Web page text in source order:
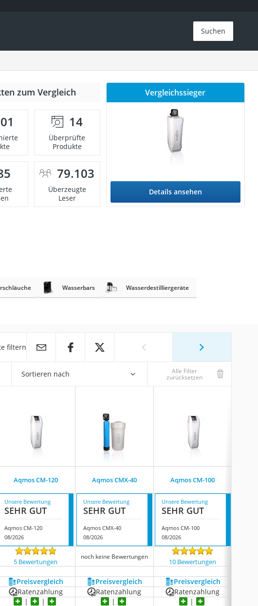
Suchen
zum Vergleich
14
Überprüfte
Produkte
79.103
Überzeugte
Leser
Vergleichssieger
Details ansehen
Wasserbars Wasserdestilliergeräte
filtern
Sortieren nach Alle Filter
zurücksetzen
Aqmos CM-120 Aqmos CMX-40 Aqmos CM-100
Unsere Bewertung
SEHR GUT
Aqmos CM-120
08/2026
Unsere Bewertung
SEHR GUT
Aqmos CMX-40
08/2026
Unsere Bewertung
SEHR GUT
Aqmos CM-100
08/2026
5 Bewertungen
noch keine Bewertungen
10 Bewertungen
Preis­vergleich Preis­vergleich Preis­vergleich
Ratenzahlung Ratenzahlung Ratenzahlung